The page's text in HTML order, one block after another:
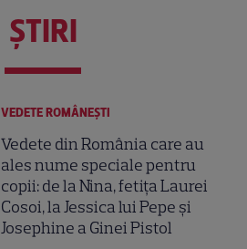
ŞTIRI
VEDETE ROMÂNEŞTI
Vedete din România care au
ales nume speciale pentru
copii: de la Nina, fetița Laurei
Cosoi, la Jessica lui Pepe și
Josephine a Ginei Pistol